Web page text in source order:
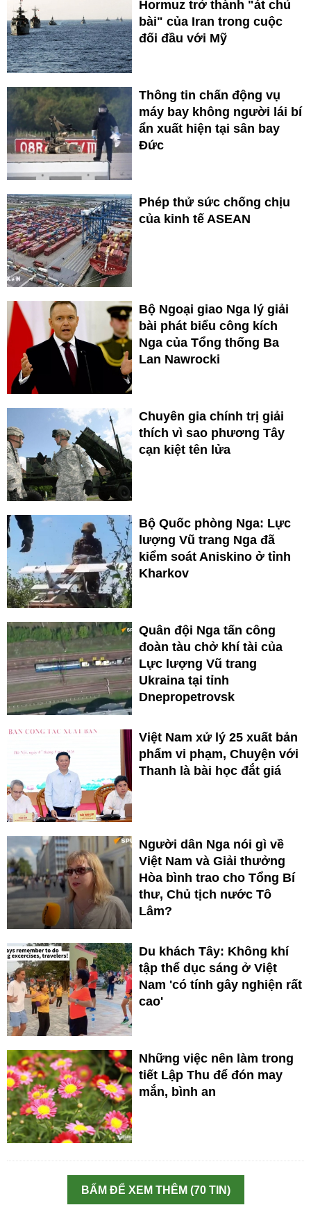
Hormuz trở thành "át chủ
bài" của Iran trong cuộc
đối đầu với Mỹ
Thông tin chấn động vụ
máy bay không người lái bí
ẩn xuất hiện tại sân bay
Đức
Phép thử sức chống chịu
của kinh tế ASEAN
Bộ Ngoại giao Nga lý giải
bài phát biểu công kích
Nga của Tổng thống Ba
Lan Nawrocki
Chuyên gia chính trị giải
thích vì sao phương Tây
cạn kiệt tên lửa
Bộ Quốc phòng Nga: Lực
lượng Vũ trang Nga đã
kiểm soát Aniskino ở tỉnh
Kharkov
Quân đội Nga tấn công
đoàn tàu chở khí tài của
Lực lượng Vũ trang
Ukraina tại tỉnh
Dnepropetrovsk
Việt Nam xử lý 25 xuất bản
phẩm vi phạm, Chuyện với
Thanh là bài học đắt giá
Người dân Nga nói gì về
Việt Nam và Giải thưởng
Hòa bình trao cho Tổng Bí
thư, Chủ tịch nước Tô
Lâm?
Du khách Tây: Không khí
tập thể dục sáng ở Việt
Nam 'có tính gây nghiện rất
cao'
Những việc nên làm trong
tiết Lập Thu để đón may
mắn, bình an
BẤM ĐỂ XEM THÊM (70 TIN)